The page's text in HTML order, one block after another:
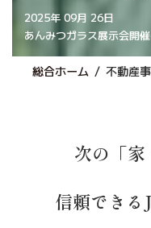
2025年 09月 26日
あんみつガラス展示会開
総合ホーム 不動産
次の「家
信頼できる